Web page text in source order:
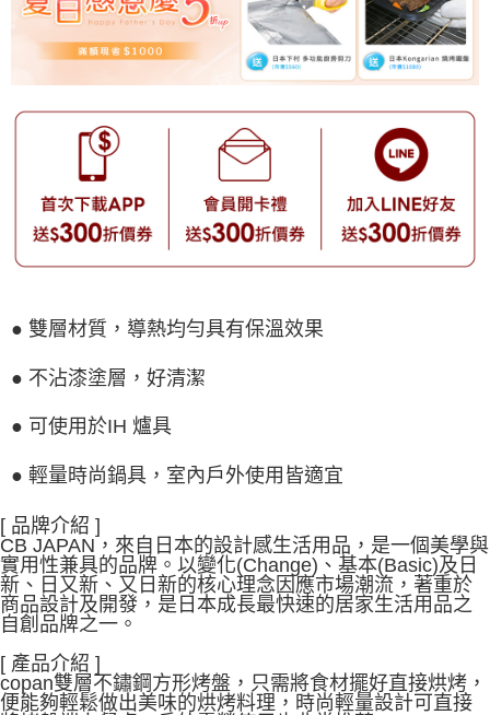
● 雙層材質，導熱均勻具有保溫效果
● 不沾漆塗層，好清潔
● 可使用於IH 爐具
● 輕量時尚鍋具，室內戶外使用皆適宜
[ 品牌介紹 ]
CB JAPAN，來自日本的設計感生活用品，是一個美學與
實用性兼具的品牌。以變化(Change)、基本(Basic)及日
新、日又新、又日新的核心理念因應市場潮流，著重於
商品設計及開發，是日本成長最快速的居家生活用品之
自創品牌之一。
[ 產品介紹 ]
copan雙層不鏽鋼方形烤盤，只需將食材擺好直接烘烤，
便能夠輕鬆做出美味的烘烤料理，時尚輕量設計可直接